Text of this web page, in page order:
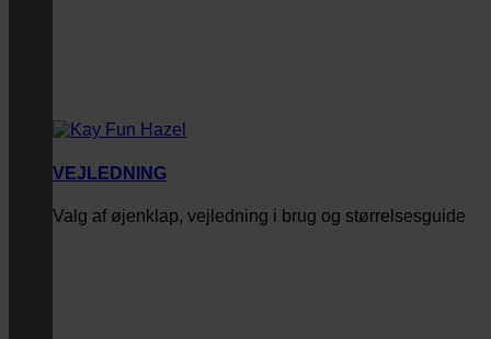
VEJLEDNING
Valg af øjenklap, vejledning i brug og størrelsesguide